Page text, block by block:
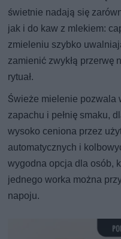
świetnie nadają się
jak i do kaw z mlekiem:
zmieleniu szybko
zamienić zwykłą przerwę
rytuał.
Świeże mielenie pozwala
zapachu i pełnię smaku,
wysoko ceniona przez
automatycznych i
wygodna opcja dla osób,
jednego worka można
napoju.